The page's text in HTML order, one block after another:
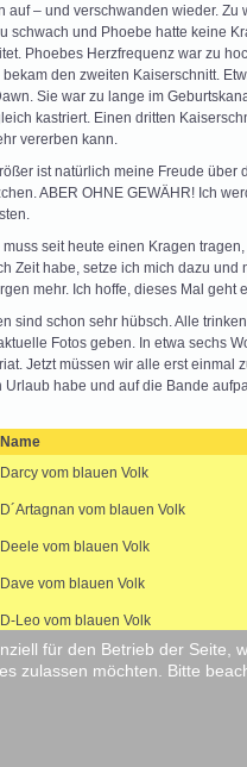
auf – und verschwanden wieder.
schwach und Phoebe hatte keine
Phoebes Herzfrequenz war zu
bekam den zweiten Kaiserschnitt.
Sie war zu lange im
kastriert. Einen dritten
vererben kann.
ist natürlich meine Freude über
ABER OHNE GEWÄHR! Ich
muss seit heute einen Kragen
Zeit habe, setze ich mich dazu
mehr. Ich hoffe, dieses Mal
sind schon sehr hübsch. Alle
Fotos geben. In etwa sechs
Jetzt müssen wir alle erst einmal
Urlaub habe und auf die Bande
Name
Darcy vom blauen Volk
D´Artagnan vom blauen Volk
Deele vom blauen Volk
Dave vom blauen Volk
D-Leo vom blauen Volk
vom blauen Volk
für den Betrieb der
zulassen möchten. Bitte